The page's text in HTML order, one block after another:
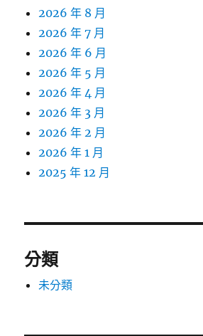
2026 年 8 月
2026 年 7 月
2026 年 6 月
2026 年 5 月
2026 年 4 月
2026 年 3 月
2026 年 2 月
2026 年 1 月
2025 年 12 月
分類
未分類